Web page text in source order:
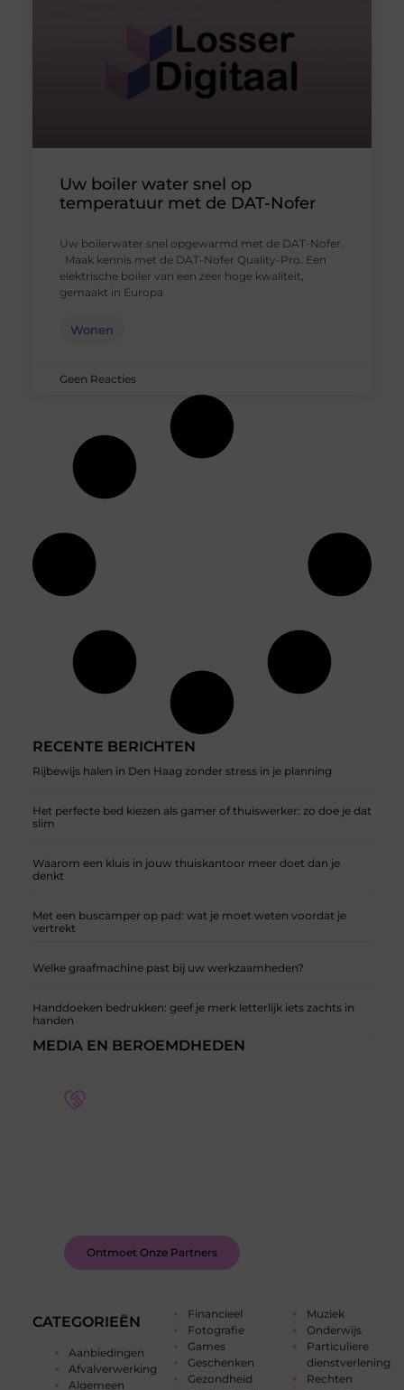
RECENTE BERICHTEN
Rijbewijs halen in Den Haag zonder stress in je planning
Het perfecte bed kiezen als gamer of thuiswerker: zo doe je dat
slim
Waarom een kluis in jouw thuiskantoor meer doet dan je
denkt
Met een buscamper op pad: wat je moet weten voordat je
vertrekt
Welke graafmachine past bij uw werkzaamheden?
Handdoeken bedrukken: geef je merk letterlijk iets zachts in
handen
CATEGORIEËN
Aanbiedingen
Afvalverwerking
Algemeen
Financieel
Fotografie
Games
Geschenken
Gezondheid
Muziek
Onderwijs
Particuliere
dienstverlening
Rechten
MEDIA EN BEROEMDHEDEN
Ontmoet Onze Partners
Uw boiler water snel op
temperatuur met de DAT-Nofer
Uw boilerwater snel opgewarmd met de DAT-Nofer.
Maak kennis met de DAT-Nofer Quality-Pro. Een
elektrische boiler van een zeer hoge kwaliteit,
gemaakt in Europa
Wonen
Geen Reacties